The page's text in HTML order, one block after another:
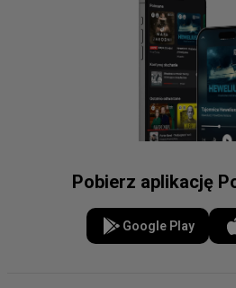
Pobierz aplikację
Google Play